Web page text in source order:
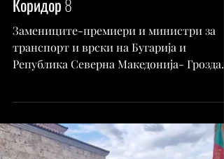
Бугарија и Република Северна
Македонија ќе потпишат договор за
прекуграничниот железнички тунел на
Коридор 8
Замениците-премиери и министри за
Република Северна Македонија- Гроздан
Караџов и Александар Николоски, на 6